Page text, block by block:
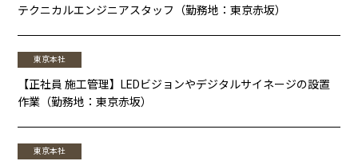
テクニカルエンジニアスタッフ（勤務地：東京赤坂）
東京本社
【正社員 施工管理】LEDビジョンやデジタルサイネージの設置
作業（勤務地：東京赤坂）
東京本社